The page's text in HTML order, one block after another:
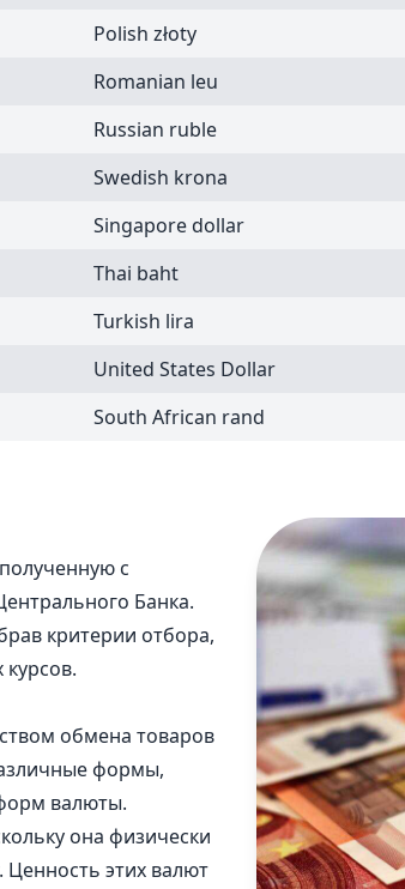
Polish złoty
Romanian leu
Russian ruble
Swedish krona
Singapore dollar
Thai baht
Turkish lira
United States Dollar
South African rand
с
Банка.
критерии отбора,
обмена товаров
формы,
валюты.
она физически
Ценность этих валют